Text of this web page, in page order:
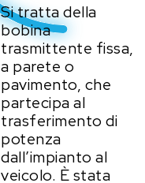
Si tratta della
bobina
trasmittente fissa,
a parete o
pavimento, che
partecipa al
trasferimento di
potenza
dall’impianto al
veicolo. È stata